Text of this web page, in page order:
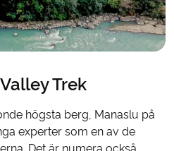
Trek
högsta berg, Manaslu på
experter som en av de